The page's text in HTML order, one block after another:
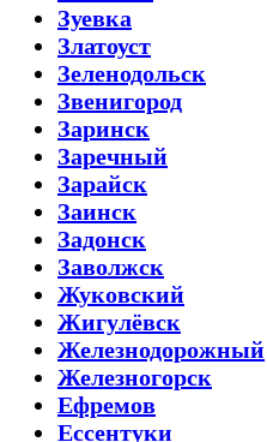
Зуевка
Златоуст
Зеленодольск
Звенигород
Заринск
Заречный
Зарайск
Заинск
Задонск
Заволжск
Жуковский
Жигулёвск
Железнодорожный
Железногорск
Ефремов
Ессентуки